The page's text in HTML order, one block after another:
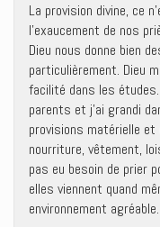
La provision divine, ce
l’exaucement de nos
Dieu nous donne bien
particulièrement. Dieu
facilité dans les études.
parents et j’ai grandi
provisions matérielle
nourriture, vêtement,
pas eu besoin de prier
elles viennent quand
environnement agréable.